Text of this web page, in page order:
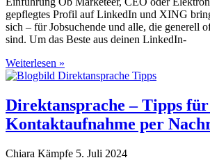
gepflegtes Profil auf LinkedIn und XING
sich – für Jobsuchende und alle, die generell
sind. Um das Beste aus deinen LinkedIn-
Weiterlesen »
Direktansprache – Tipps
Kontaktaufnahme per
Chiara Kämpfe 5. Juli 2024